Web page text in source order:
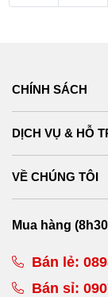
CHÍNH SÁCH
DỊCH VỤ & HỖ
VỀ CHÚNG TÔI
Mua hàng
Bán lẻ:
Bán sỉ: